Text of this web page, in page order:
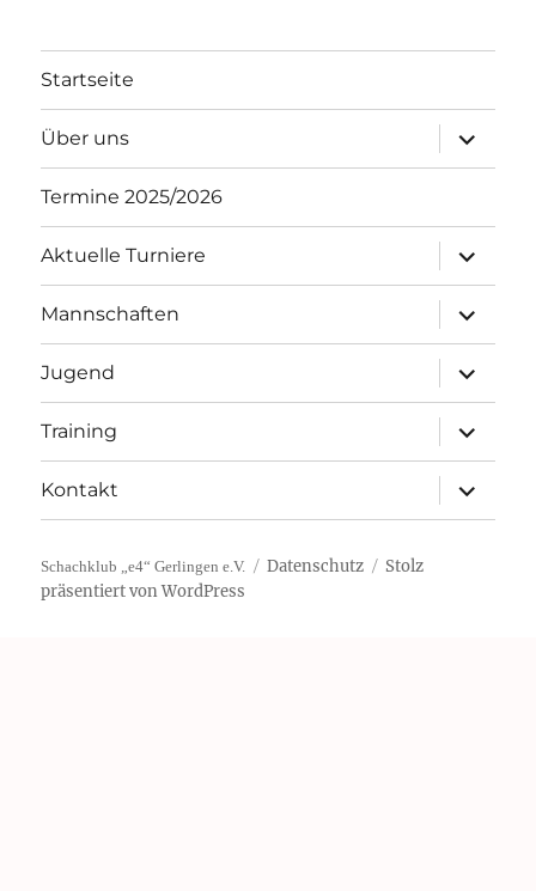
Startseite
Über uns
öffnen
Termine 2025/2026
Aktuelle Turniere
öffnen
Mannschaften
öffnen
Jugend
öffnen
Training
öffnen
Kontakt
öffnen
Schachklub „e4“ Gerlingen e.V. Datenschutz
Stolz
präsentiert von WordPress